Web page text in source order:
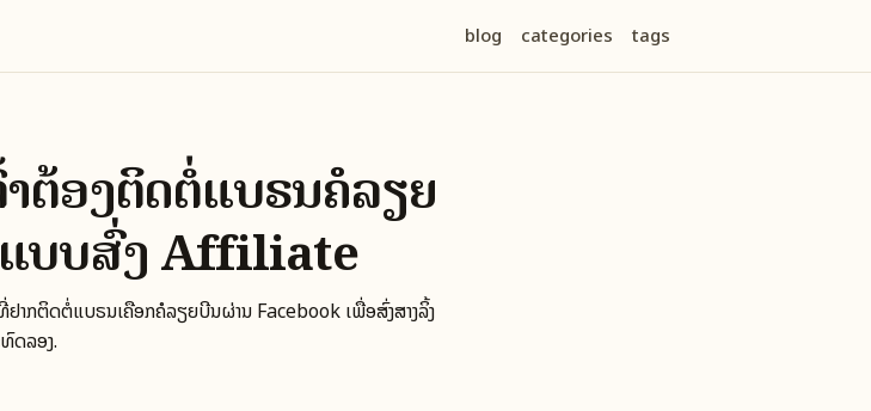
blog categories tags
ຕ້ອງຕິດຕໍ່ແບຣນຄໍລຽຍ
ບບສົ່ງ Affiliate
ຢາກຕິດຕໍ່ແບຣນເຄືອກຄໍລຽຍບີນຜ່ານ Facebook ເພື່ອສົ່ງສາງລິ້ງ
ດລອງ.